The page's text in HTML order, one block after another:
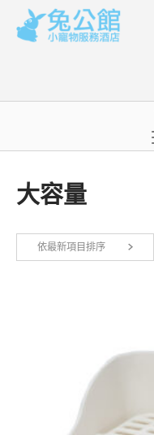
content
大容量
依最新項目排序